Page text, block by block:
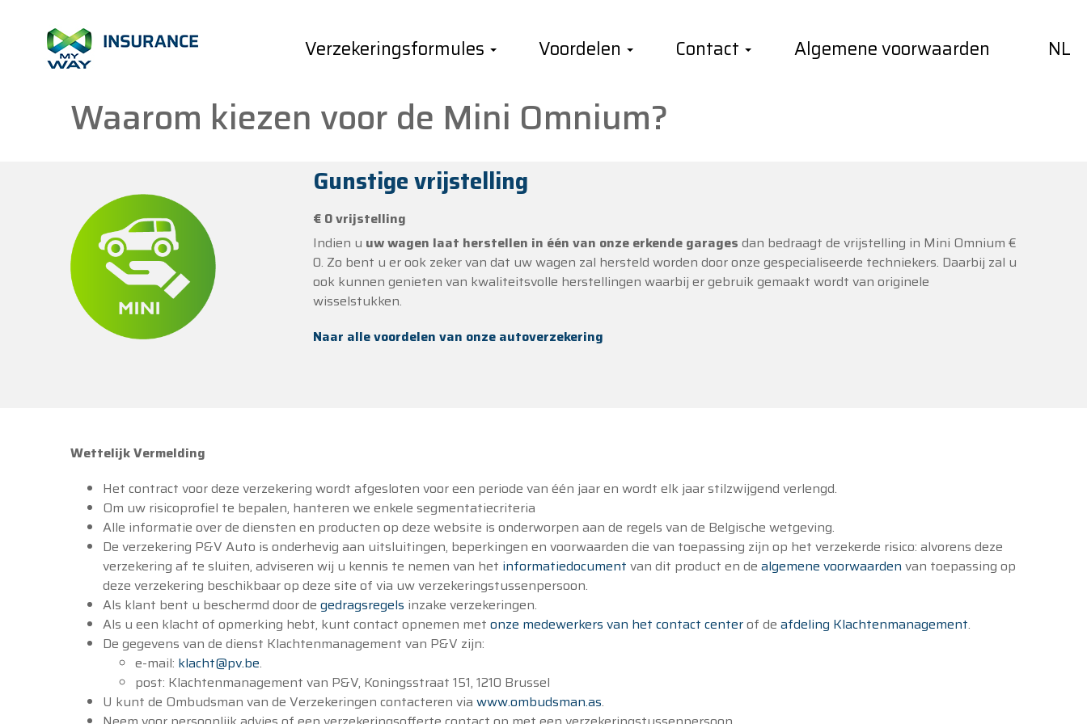
NL
Verzekeringsformules Voordelen Contact Algemene voorwaarden
My Way Insurance - Waarom kiezen voor de Mini Omnium?
Waarom kiezen voor de Mini Omnium?
Gunstige vrijstelling
€ 0vrijstelling
Indien u uw wagen laat herstellen in één van onze erkende garages dan bedraagt de vrijstelling in Mini Omnium €
0. Zo bent u er ook zeker van dat uw wagen zal hersteld worden door onze gespecialiseerde techniekers. Daarbij zal u
ook kunnen genieten van kwaliteitsvolle herstellingen waarbij er gebruik gemaakt wordt van originele
wisselstukken.
Naar alle voordelen van onze autoverzekering
Wettelijk Vermelding
Het contract voor deze verzekering wordt afgesloten voor een periode van één jaar en wordt elk jaar stilzwijgend verlengd.
Om uw risicoprofiel te bepalen, hanteren we enkele segmentatiecriteria
Alle informatie over de diensten en producten op deze website is onderworpen aan de regels van de Belgische wetgeving.
De verzekering P&V Auto is onderhevig aan uitsluitingen, beperkingen en voorwaarden die van toepassing zijn op het verzekerde risico: alvorens deze
verzekering af te sluiten, adviseren wij u kennis te nemen van het informatiedocument van dit product en de algemene voorwaarden van toepassing op
deze verzekering beschikbaar op deze site of via uw verzekeringstussenpersoon.
Als klant bent u beschermd door de gedragsregels inzake verzekeringen.
Als u een klacht of opmerking hebt, kunt contact opnemen met onze medewerkers van het contact centerof de afdeling Klachtenmanagement.
De gegevens van de dienst Klachtenmanagement van P&V zijn:
e-mail: klacht@pv.be.
post: Klachtenmanagement van P&V, Koningsstraat 151, 1210 Brussel
U kunt de Ombudsman van de Verzekeringen contacteren via www.ombudsman.as.